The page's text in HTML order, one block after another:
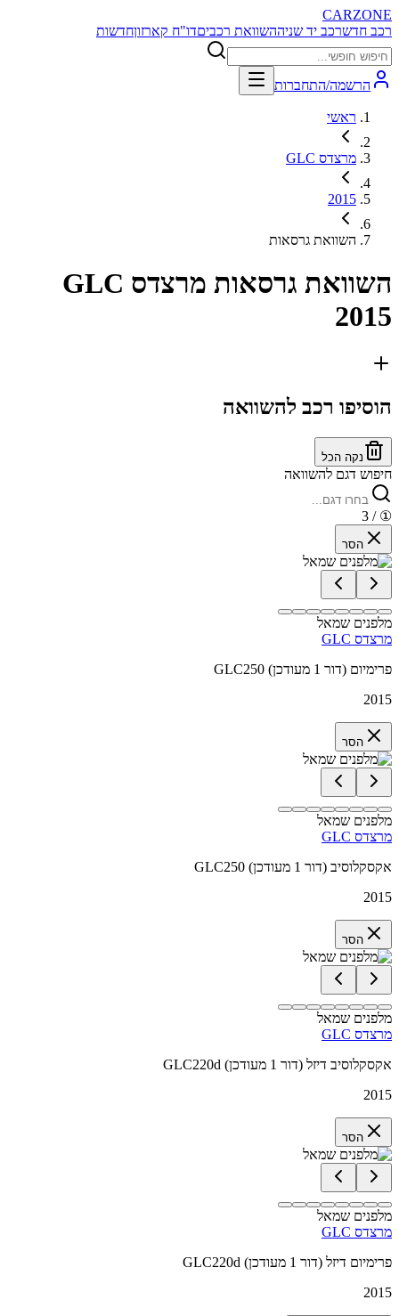
CARZONE
רכב חדשרכב יד שניההשוואת רכביםדו"ח קארזוןחדשות
הרשמה/התחברות
ראשי
מרצדס GLC
2015
השוואת גרסאות
השוואת גרסאות
מרצדס GLC
2015
הוסיפו רכב להשוואה
נקה הכל
חיפוש דגם להשוואה
①
/ 3
הסר
מלפנים שמאל
מרצדס GLC
GLC250 פרימיום (דור 1 מעודכן)
2015
הסר
מלפנים שמאל
מרצדס GLC
GLC250 אקסקלוסיב (דור 1 מעודכן)
2015
הסר
מלפנים שמאל
מרצדס GLC
GLC220d אקסקלוסיב דיזל (דור 1 מעודכן)
2015
הסר
מלפנים שמאל
מרצדס GLC
GLC220d פרימיום דיזל (דור 1 מעודכן)
2015